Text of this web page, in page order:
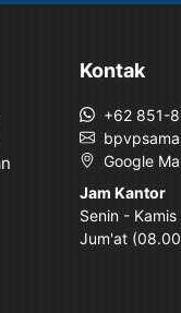
Kontak
+62 851-
Google
Jam Kantor
Senin -
Jum'at